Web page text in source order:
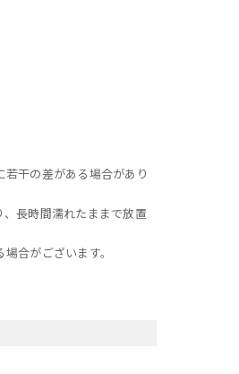
干の差がある場合があり
長時間濡れたままで放置
合がございます。